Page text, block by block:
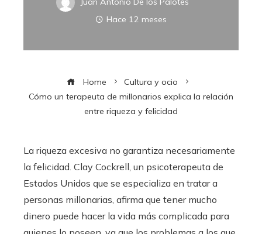
Hace 12 meses
Home
Cultura y ocio
Cómo un terapeuta de millonarios explica la relación
entre riqueza y felicidad
La riqueza excesiva no garantiza necesariamente
la felicidad. Clay Cockrell, un psicoterapeuta de
Estados Unidos que se especializa en tratar a
personas millonarias, afirma que tener mucho
dinero puede hacer la vida más complicada para